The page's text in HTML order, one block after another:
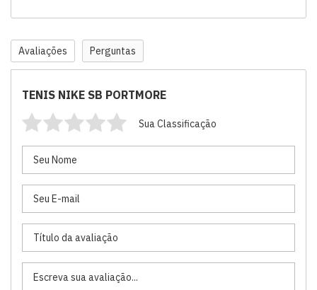
Avaliações Perguntas
TENIS NIKE SB PORTMORE
Sua Classificação